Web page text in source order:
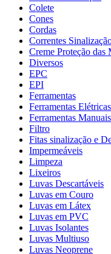
Colete
Cones
Cordas
Correntes
Creme Proteção das
Diversos
EPC
EPI
Ferramentas
Ferramentas Elétricas
Ferramentas Manuais
Filtro
Fitas sinalização e
Impermeáveis
Limpeza
Lixeiros
Luvas Descartáveis
Luvas em Couro
Luvas em Látex
Luvas em PVC
Luvas Isolantes
Luvas Multiuso
Luvas Neoprene